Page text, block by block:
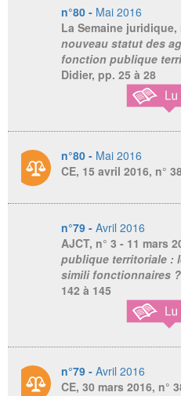
n°80 - Mai 2016
La Semaine juridique,
nouveau statut des
fonction publique
Didier, pp. 25 à 28
n°80 - Mai 2016
CE, 15 avril 2016, n°
n°79 - Avril 2016
AJCT, n° 3 - 11 mars
publique territoriale :
simili fonctionnaires ?
142 à 145
n°79 - Avril 2016
CE, 30 mars 2016, n°